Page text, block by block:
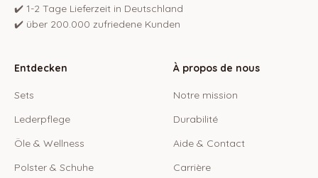
✔️ 1-2 Tage Lieferzeit in Deutschland
✔️ über 200.000 zufriedene Kunden
Entdecken
Sets
Lederpflege
Öle & Wellness
Polster & Schuhe
À propos de nous
Notre mission
Durabilité
Aide & Contact
Carrière